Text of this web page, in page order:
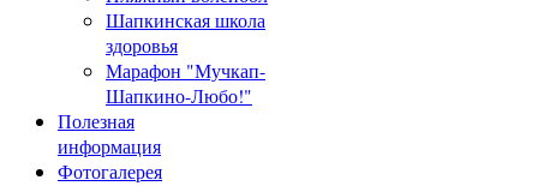
Шапкинская школа
здоровья
Марафон "Мучкап-
Шапкино-Любо!"
Полезная
информация
Фотогалерея